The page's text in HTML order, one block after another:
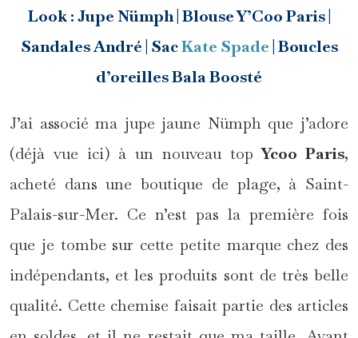
Look : Jupe Nümph | Blouse Y’Coo Paris |
Sandales André | SacKate Spade| Boucles
d’oreilles Bala Boosté
J’ai associé ma jupe jaune Nümph que j’adore
(déjà vue ici) à un nouveau topYcoo Paris,
acheté dans une boutique de plage, à Saint-
Palais-sur-Mer. Ce n’est pas la première fois
que je tombe sur cette petite marque chez des
indépendants, et les produits sont de très belle
qualité. Cette chemise faisait partie des articles